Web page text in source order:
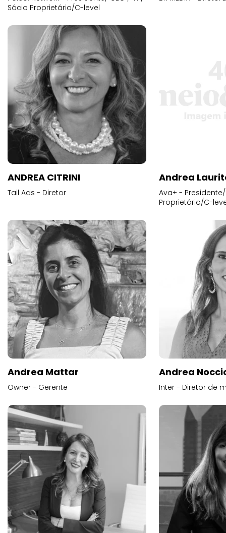
Sócio Proprietário/C-level
ANDREA CITRINI
Tail Ads - Diretor
Andrea
Ava+ -
Proprietário/C-
Andrea Mattar
Owner - Gerente
Andrea
Inter - Diretor de